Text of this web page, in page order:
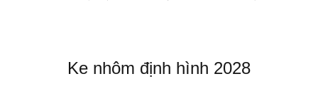
Ke nhôm định hình 2028